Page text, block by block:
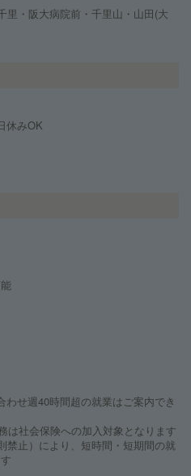
里・阪大病院前・千里山・山田(大
休みOK
せ週40時間超の就業はご案内でき
は社会保険への加入対象となります
禁止）により、短時間・短期間の就